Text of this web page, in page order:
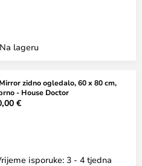
Na lageru
zidno ogledalo, 60 x 80 cm,
- House Doctor
€
isporuke: 3 - 4 tjedna